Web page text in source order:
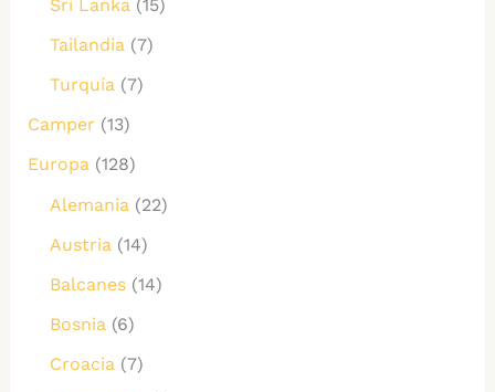
Sri Lanka(15)
Tailandia(7)
Turquía(7)
Camper (13)
Europa(128)
Alemania(22)
Austria(14)
Balcanes(14)
Bosnia(6)
Croacia(7)